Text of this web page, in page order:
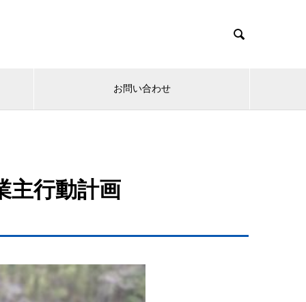

お問い合わせ
主行動計画